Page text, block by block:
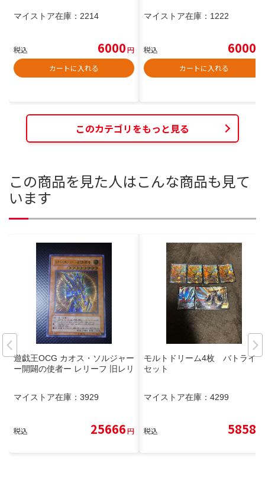
マイストア在庫： 2214
税込 6000円
カートに入れる
マイストア在庫： 1222
税込 6000
カートに入れる
このカテゴリをもっと見る
この商品を見た人はこんな商品も見て
います
遊戯王OCG カオス・ソルジャー
ー開闢の使者ー レリーフ 旧レリ
マイストア在庫： 3929
税込 25666円
モルトドリーム4枚 バトライ刃
セット
マイストア在庫： 4299
税込 5858